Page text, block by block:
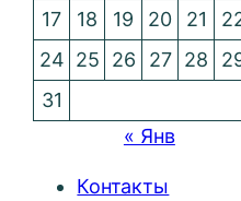
17
18 19 20 21
24 25 26 27 28
31
« Янв
Контакты